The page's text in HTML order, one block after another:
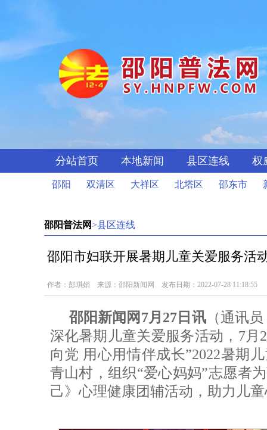
分站首页 本地新闻 县区连线 权
邵阳 双清区 大祥区 北塔区 邵东市
邵阳普法网>县区连线
邵阳市妇联开展暑期儿童关爱服务活
作者：彭琪娟 来源：邵阳新闻网 发布日期：2022-07-28 11:18:55
邵阳新闻网7月27日讯（通讯
深化暑期儿童关爱服务活动，7月
向党 用心用情伴成长”2022暑期
青山村，组织“爱心妈妈”志愿者
己》心理健康团辅活动，助力儿